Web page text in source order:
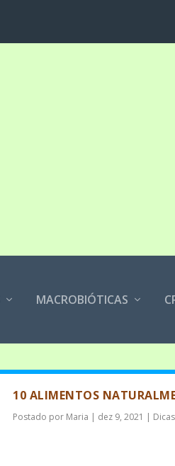
MACROBIÓTICAS
10 ALIMENTOS
Postado por Maria | dez 9, 2021 |